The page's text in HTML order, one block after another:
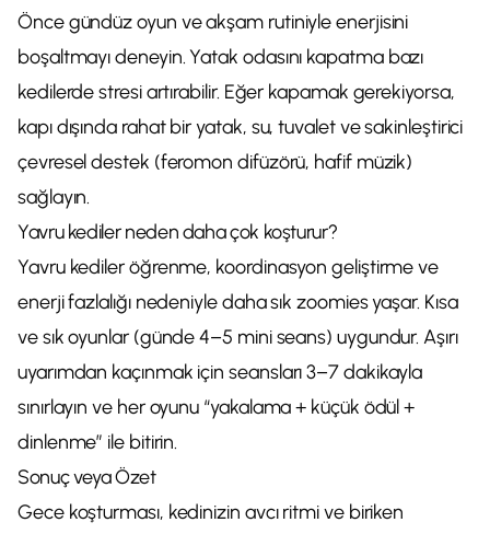
Önce gündüz oyun ve akşam rutiniyle enerjisini
boşaltmayı deneyin. Yatak odasını kapatma bazı
kedilerde stresi artırabilir. Eğer kapamak gerekiyorsa,
kapı dışında rahat bir yatak, su, tuvalet ve sakinleştirici
çevresel destek (feromon difüzörü, hafif müzik)
sağlayın.
Yavru kediler neden daha çok koşturur?
Yavru kediler öğrenme, koordinasyon geliştirme ve
enerji fazlalığı nedeniyle daha sık zoomies yaşar. Kısa
ve sık oyunlar (günde 4–5 mini seans) uygundur. Aşırı
uyarımdan kaçınmak için seansları 3–7 dakikayla
sınırlayın ve her oyunu “yakalama + küçük ödül +
dinlenme” ile bitirin.
Sonuç veya Özet
Gece koşturması, kedinizin avcı ritmi ve biriken